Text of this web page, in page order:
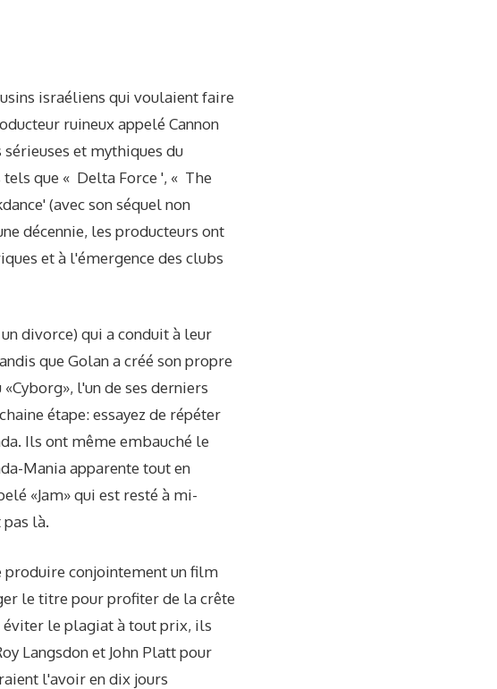
​​israéliens qui voulaient faire
ruineux appelé Cannon
et mythiques du
que « Delta Force ', « The
(avec son séquel non
décennie, les producteurs ont
et à l'émergence des clubs
divorce) qui a conduit à leur
que Golan a créé son propre
l'un de ses derniers
étape: essayez de répéter
Ils ont même embauché le
Mania apparente tout en
«Jam» qui est resté à mi-
là.
produire conjointement un film
le titre pour profiter de la crête
éviter le plagiat à tout prix, ils
Langsdon et John Platt pour
l'avoir en dix jours